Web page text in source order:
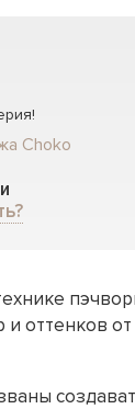
Choko
оттенков